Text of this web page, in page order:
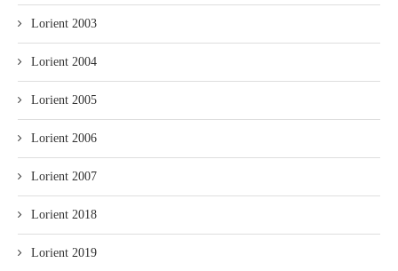
Lorient 2003
Lorient 2004
Lorient 2005
Lorient 2006
Lorient 2007
Lorient 2018
Lorient 2019